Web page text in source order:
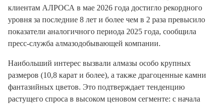
клиентам АЛРОСА в мае 2026 года достигло рекордного
уровня за последние 8 лет и более чем в 2 раза превысило
показатели аналогичного периода 2025 года, сообщила
пресс-служба алмазодобывающей компании.
Наибольший интерес вызвали алмазы особо крупных
размеров (10,8 карат и более), а также драгоценные камни
фантазийных цветов. Это подтверждает тенденцию
растущего спроса в высоком ценовом сегменте: с начала